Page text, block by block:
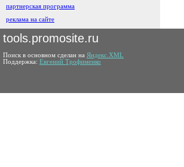
партнерская программа
реклама на сайте
tools.promosite.ru
Поиск в основном сделан на Яндекс.XML
Поддержка: Евгений Трофименко